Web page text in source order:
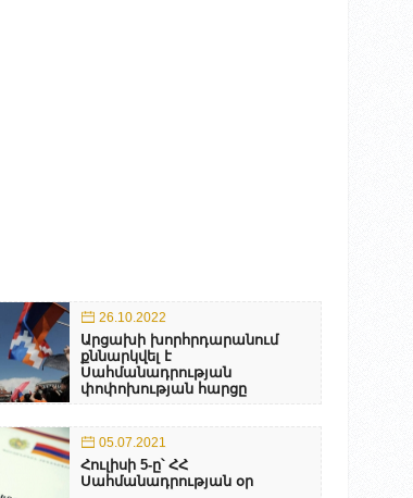
26.10.2022
Արցախի խորհրդարանում
քննարկվել է
Սահմանադրության
փոփոխության հարցը
05.07.2021
Հուլիսի 5-ը՝ ՀՀ
Սահմանադրության օր